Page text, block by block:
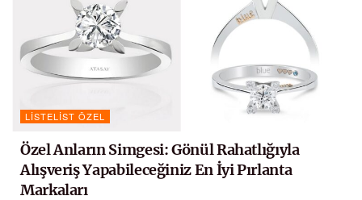
LISTELIST ÖZEL
Özel Anların Simgesi: Gönül Rahatlığıyla
Alışveriş Yapabileceğiniz En İyi Pırlanta
Markaları